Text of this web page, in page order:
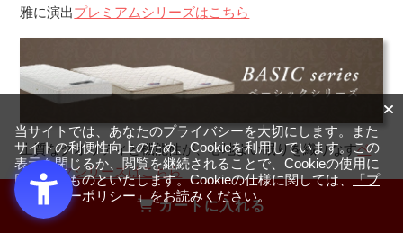
カートに入れる
雅に演出プレミアムシリーズはこちら
上質なクオリティと機能性が、心地よい眠りを織りなすベ
ーシックシリーズはこちら
当サイトでは、あなたのプライバシーを大切にします。また
サイトの利便性向上のため、Cookieを利用しています。この
表示を閉じるか、閲覧を継続されることで、Cookieの使用に
同意するものといたします。Cookieの仕様に関しては、「プ
ライバシーポリシー」をお読みください。